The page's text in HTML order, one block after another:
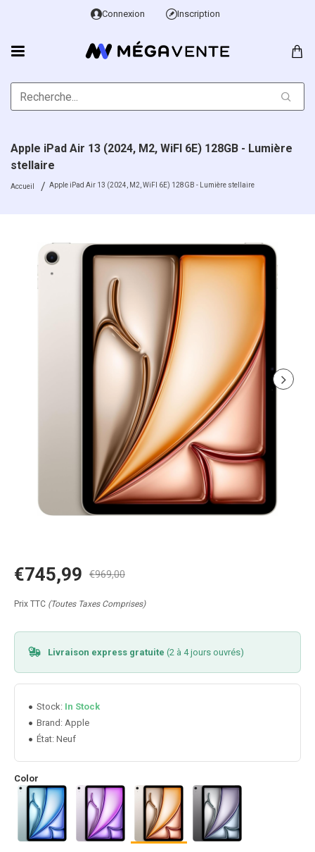
Connexion Inscription
Accueil Apple iPad Air 13 (2024, M2, WiFI 6E) 128GB - Lumière stellaire
Apple iPad Air 13 (2024, M2, WiFI 6E) 128GB - Lumière
stellaire
Livraison express gratuite (2 à 4 jours ouvrés)
Stock: In Stock
Brand: Apple
État: Neuf
€745,99 €969,00
Color
Prix TTC (Toutes Taxes Comprises)